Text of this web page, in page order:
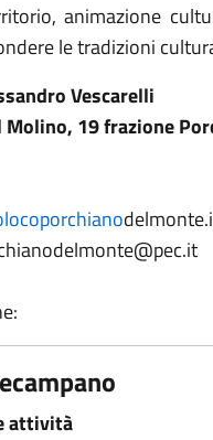
animazione
le tradizioni
Vescarelli
Molino, 19 frazione
attività